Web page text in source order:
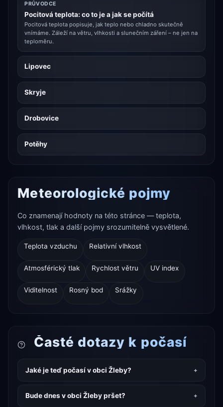
PRŮVODCE
Pocitová teplota: co to je a jak se počítá
Pocitová teplota popisuje, jak teplo nebo chladno skutečně
vnímáme. Záleží na větru, vlhkosti a slunečním záření – ne jen na
teploměru.
Lipovec
Skryje
Drobovice
Potěhy
Meteorologické pojmy
Co znamenají hodnoty na této stránce — teplota,
vlhkost, tlak a další pojmy srozumitelně vysvětlené.
Teplota vzduchu Relativní vlhkost
Atmosférický tlak Rychlost větru UV index
Viditelnost Rosný bod Srážky
Časté dotazy k počasí
Jaké je teď počasí v obci Žleby?
Bude dnes v obci Žleby pršet?